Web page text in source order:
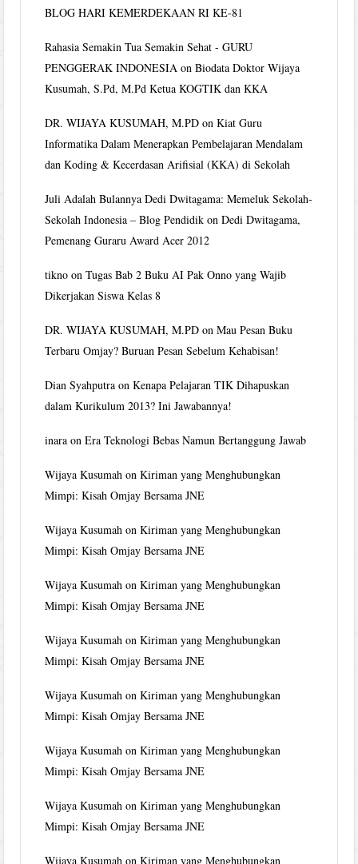
BLOG HARI KEMERDEKAAN RI KE-81
Rahasia Semakin Tua Semakin Sehat - GURU
PENGGERAK INDONESIA onBiodata Doktor Wijaya
Kusumah, S.Pd, M.Pd Ketua KOGTIK dan KKA
DR. WIJAYA KUSUMAH, M.PD onKiat Guru
Informatika Dalam Menerapkan Pembelajaran Mendalam
dan Koding & Kecerdasan Arifisial (KKA) di Sekolah
Juli Adalah Bulannya Dedi Dwitagama: Memeluk Sekolah-
Sekolah Indonesia – Blog Pendidik onDedi Dwitagama,
Pemenang Guraru Award Acer 2012
tikno onTugas Bab 2 Buku AI Pak Onno yang Wajib
Dikerjakan Siswa Kelas 8
DR. WIJAYA KUSUMAH, M.PD onMau Pesan Buku
Terbaru Omjay? Buruan Pesan Sebelum Kehabisan!
Dian Syahputra onKenapa Pelajaran TIK Dihapuskan
dalam Kurikulum 2013? Ini Jawabannya!
inara onEra Teknologi Bebas Namun Bertanggung Jawab
Wijaya Kusumah onKiriman yang Menghubungkan
Mimpi: Kisah Omjay Bersama JNE
Wijaya Kusumah onKiriman yang Menghubungkan
Mimpi: Kisah Omjay Bersama JNE
Wijaya Kusumah onKiriman yang Menghubungkan
Mimpi: Kisah Omjay Bersama JNE
Wijaya Kusumah onKiriman yang Menghubungkan
Mimpi: Kisah Omjay Bersama JNE
Wijaya Kusumah onKiriman yang Menghubungkan
Mimpi: Kisah Omjay Bersama JNE
Wijaya Kusumah onKiriman yang Menghubungkan
Mimpi: Kisah Omjay Bersama JNE
Wijaya Kusumah onKiriman yang Menghubungkan
Mimpi: Kisah Omjay Bersama JNE
Wijaya Kusumah onKiriman yang Menghubungkan